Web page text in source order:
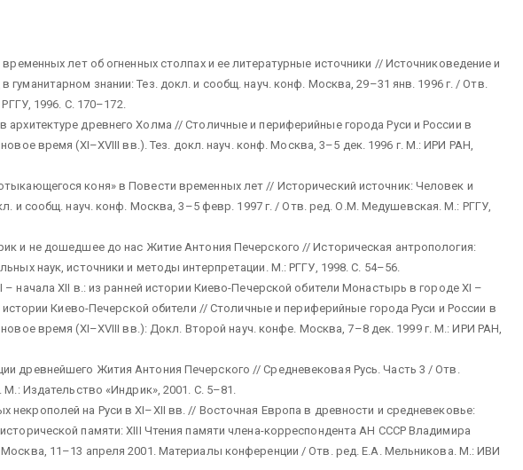
временных лет об огненных столпах и ее литературные источники // Источниковедение и
гуманитарном знании: Тез. докл. и сообщ. науч. конф. Москва, 29–31 янв. 1996 г. / Отв.
1996. С. 170–172.
архитектуре древнего Холма // Столичные и периферийные города Руси и России в
время (XI–XVIII вв.). Тез. докл. науч. конф. Москва, 3–5 дек. 1996 г. М.: ИРИ РАН,
коня» в Повести временных лет // Исторический источник: Человек и
и сообщ. науч. конф. Москва, 3–5 февр. 1997 г. / Отв. ред. О.М. Медушевская. М.: РГГУ,
и не дошедшее до нас Житие Антония Печерского // Историческая антропология:
наук, источники и методы интерпретации. М.: РГГУ, 1998. С. 54–56.
начала XII в.: из ранней истории Киево-Печерской обители Монастырь в городе XI –
истории Киево-Печерской обители // Столичные и периферийные города Руси и России в
время (XI–XVIII вв.): Докл. Второй науч. конфе. Москва, 7–8 дек. 1999 г. М.: ИРИ РАН,
древнейшего Жития Антония Печерского // Средневековая Русь. Часть 3 / Отв.
Издательство «Индрик», 2001. С. 5–81.
некрополей на Руси в XI–XII вв. // Восточная Европа в древности и средневековье:
памяти: XIII Чтения памяти члена-корреспондента АН СССР Владимира
11–13 апреля 2001. Материалы конференции / Отв. ред. Е.А. Мельникова. М.: ИВИ